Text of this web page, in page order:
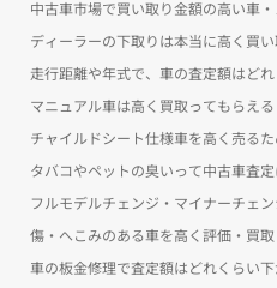
中古車市場で買い取り金額の高い車
ディーラーの下取りは本当に高く買
走行距離や年式で、車の査定額はど
マニュアル車は高く買取ってもらえる
チャイルドシート仕様車を高く売る
タバコやペットの臭いって中古車査
フルモデルチェンジ・マイナーチェ
傷・へこみのある車を高く評価・買
車の板金修理で査定額はどれくらい下